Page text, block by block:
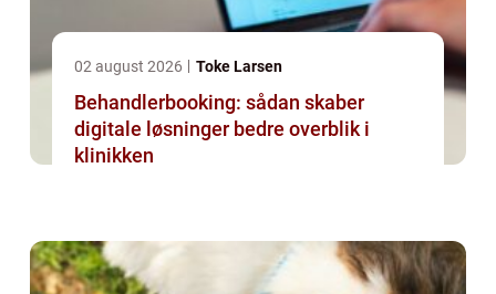
02 august 2026 Toke Larsen
Behandlerbooking: sådan skaber
digitale løsninger bedre overblik i
klinikken